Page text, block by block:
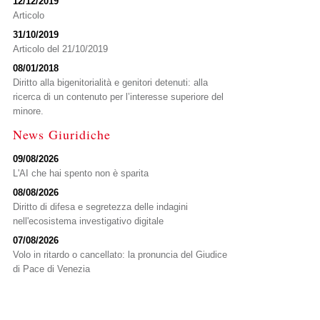
Articolo
31/10/2019
Articolo del 21/10/2019
08/01/2018
Diritto alla bigenitorialità e genitori detenuti: alla
ricerca di un contenuto per l’interesse superiore del
minore.
News Giuridiche
09/08/2026
L'AI che hai spento non è sparita
08/08/2026
Diritto di difesa e segretezza delle indagini
nell'ecosistema investigativo digitale
07/08/2026
Volo in ritardo o cancellato: la pronuncia del Giudice
di Pace di Venezia